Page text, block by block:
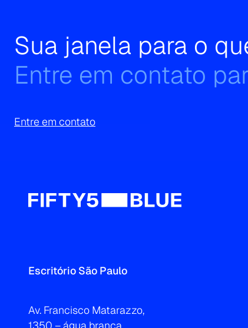
Sua janela para o
Entre em contato
Entre em contato
Escritório São Paulo
Av. Francisco Matarazzo,
1350 – água branca